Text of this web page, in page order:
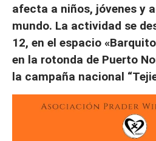
afecta a niños, jóvenes y
mundo. La actividad se
12, en el espacio
en la rotonda de Puerto
la campaña nacional